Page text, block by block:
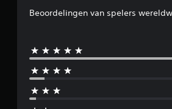
Beoordelingen van spelers